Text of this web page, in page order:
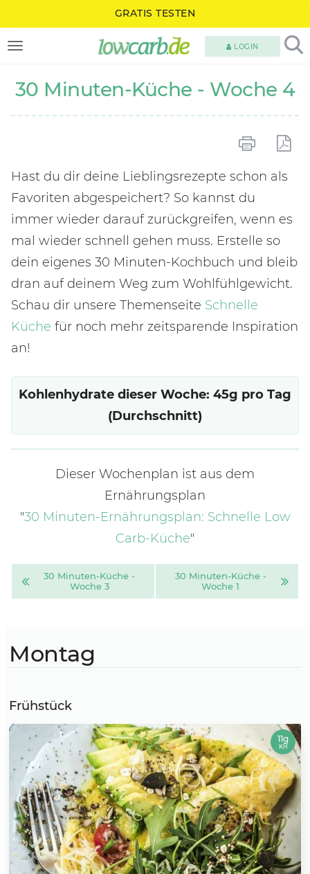
GRATIS TESTEN
TOGGLE NAVIGATION LOGIN
30 Minuten-Küche - Woche 4
Hast du dir deine Lieblingsrezepte schon als
Favoriten abgespeichert? So kannst du
immer wieder darauf zurückgreifen, wenn es
mal wieder schnell gehen muss. Erstelle so
dein eigenes 30 Minuten-Kochbuch und bleib
dran auf deinem Weg zum Wohlfühlgewicht.
Schau dir unsere Themenseite Schnelle
Küche für noch mehr zeitsparende Inspiration
an!
Kohlenhydrate dieser Woche: 45g pro Tag
(Durchschnitt)
Dieser Wochenplan ist aus dem
Ernährungsplan
"30 Minuten-Ernährungsplan: Schnelle Low
Carb-Küche"
30 Mi­nu­ten-Kü­che -
Wo­che 3
30 Mi­nu­ten-Kü­che -
Wo­che 1
Montag
Frühstück
11g
KH